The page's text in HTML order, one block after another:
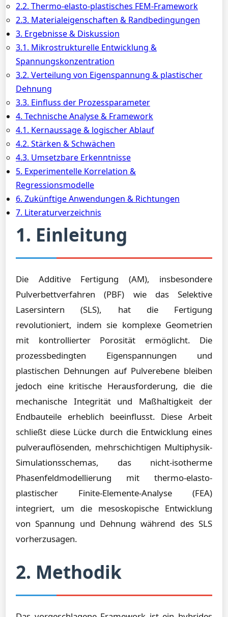
2.2. Thermo-elasto-plastisches FEM-Framework
2.3. Materialeigenschaften & Randbedingungen
3. Ergebnisse & Diskussion
3.1. Mikrostrukturelle Entwicklung &
Spannungskonzentration
3.2. Verteilung von Eigenspannung & plastischer
Dehnung
3.3. Einfluss der Prozessparameter
4. Technische Analyse & Framework
4.1. Kernaussage & logischer Ablauf
4.2. Stärken & Schwächen
4.3. Umsetzbare Erkenntnisse
5. Experimentelle Korrelation &
Regressionsmodelle
6. Zukünftige Anwendungen & Richtungen
7. Literaturverzeichnis
1. Einleitung
Die Additive Fertigung (AM), insbesondere
Pulverbettverfahren (PBF) wie das Selektive
Lasersintern (SLS), hat die Fertigung
revolutioniert, indem sie komplexe Geometrien
mit kontrollierter Porosität ermöglicht. Die
prozessbedingten Eigenspannungen und
plastischen Dehnungen auf Pulverebene bleiben
jedoch eine kritische Herausforderung, die die
mechanische Integrität und Maßhaltigkeit der
Endbauteile erheblich beeinflusst. Diese Arbeit
schließt diese Lücke durch die Entwicklung eines
pulverauflösenden, mehrschichtigen Multiphysik-
Simulationsschemas, das nicht-isotherme
Phasenfeldmodellierung mit thermo-elasto-
plastischer Finite-Elemente-Analyse (FEA)
integriert, um die mesoskopische Entwicklung
von Spannung und Dehnung während des SLS
vorherzusagen.
2. Methodik